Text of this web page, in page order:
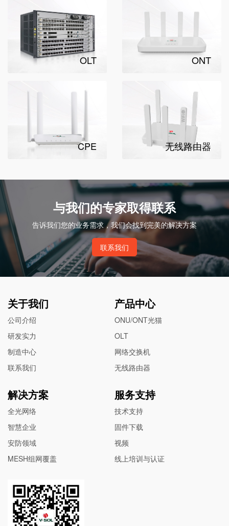
OLT ONT
CPE 无线路由器
与我们的专家取得联系
告诉我们您的业务需求，我们会找到完美的解决方案
联系我们
关于我们
公司介绍
研发实力
制造中心
联系我们
产品中心
ONU/ONT光猫
OLT
网络交换机
无线路由器
解决方案
全光网络
智慧企业
安防领域
MESH组网覆盖
服务支持
技术支持
固件下载
视频
线上培训与认证